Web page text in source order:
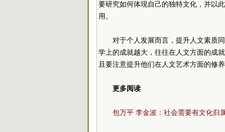
要研究如何体现自己的独特文化，并以
用。
对于个人发展而言，提升人文素质
学上的成就越大，往往在人文方面的成
且要注意提升他们在人文艺术方面的修
更多阅读
包万平 李金波：社会需要有文化归